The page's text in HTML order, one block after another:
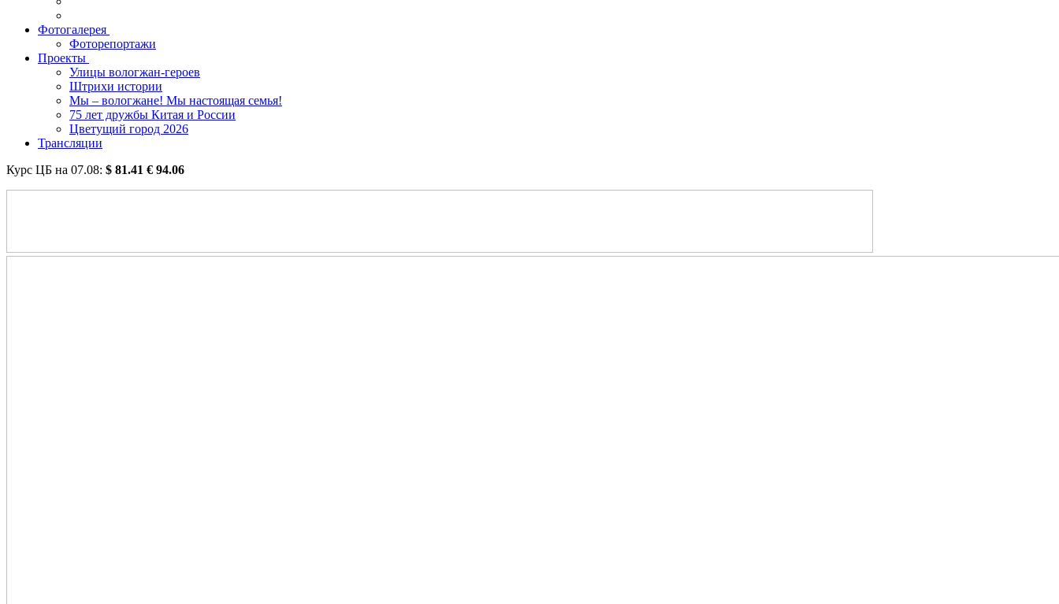
Фотогалерея
Фоторепортажи
Проекты
Улицы вологжан-героев
Штрихи истории
Мы – вологжане! Мы настоящая семья!
75 лет дружбы Китая и России
Цветущий город 2026
Трансляции
Курс ЦБ на 07.08: $ 81.41 € 94.06